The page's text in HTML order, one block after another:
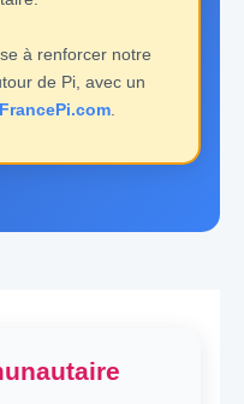
à renforcer notre
de Pi, avec un
FrancePi.com